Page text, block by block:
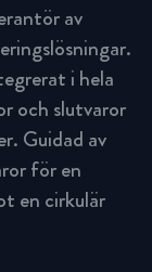
av
i hela
och slutvaror
Guidad av
för en
en cirkulär